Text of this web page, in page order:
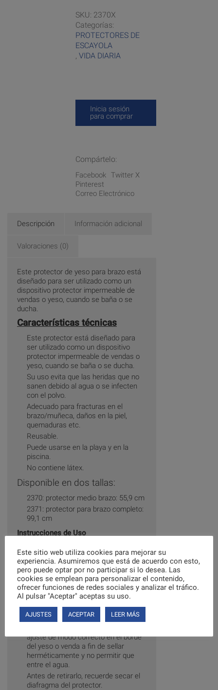
SKU: 2370X
Categorías:
PROTECTORES DE
ESCAYOLA
, VIDA DIARIA
Inicia sesión
para comprar
Compártelo:
Facebook Twitter X
Pinterest
Correo Electrónico
Descripción Información adicional
Valoraciones (0)
Este protector de yeso para brazo está
diseñado para ser utilizado como un
dispositivo protector impermeable de
vendas o yeso, cuando se baña o se
ducha.
Características técnicas
Este protector está diseñado para
ser utilizado como un dispositivo
protector impermeable de vendas o
yeso, cuando se baña o se ducha.
Su uso evita que las heridas que no
sanen debido al agua o se infecten
con el polvo.
Adecuado para fracturas en el
brazo/muñeca, daños en la piel,
quemaduras etc.
Reusable.
Puede usarse en la playa y en la
piscina.
No contiene látex.
Disponible en dos tallas:
2370: protector medio brazo: 55,9 cm
2371: protector para brazo completo:
99,1 cm
Instrucciones de Uso
Antes de utilizarlo, raspe los bordes
agudos del yeso que pueden perforar
el protector.
Sujete el anillo de plástico con
firmeza, luego colóquelo sobre el
yeso o venda.
Asegúrese de que el protector cubre
por completo el yeso o venda.
ajuste de modo correcto en el borde
del yeso o venda a fin de sellar
herméticamente y no permitir que
entre el agua.
Antes de retirarlo, recuerde secar el
diafragma del protector.
Este sitio web utiliza cookies para mejorar su
experiencia. Asumiremos que está de acuerdo con esto,
pero puede optar por no participar si lo desea. Las
cookies se emplean para personalizar el contenido,
ofrecer funciones de redes sociales y analizar el tráfico.
Al pulsar "Aceptar" aceptas su uso.
AJUSTES ACEPTAR LEER MÁS